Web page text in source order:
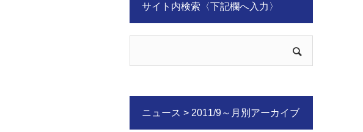
サイト内検索〈下記欄へ入力〉
ニュース > 2011/9～月別アーカイブ